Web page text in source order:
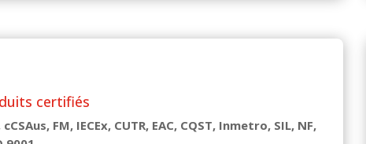
certifiés
cCSAus, FM, IECEx, CUTR, EAC, CQST, Inmetro, SIL, NF,